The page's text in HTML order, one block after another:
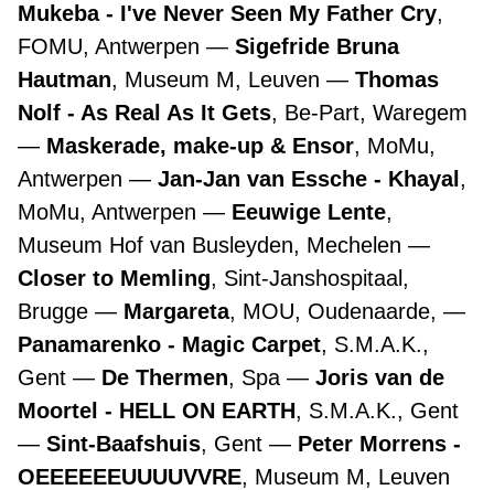
Mukeba - I've Never Seen My Father Cry,
FOMU, Antwerpen
Sigefride Bruna
Hautman, Museum M, Leuven
Thomas
Nolf - As Real As It Gets, Be-Part, Waregem
Maskerade, make-up & Ensor, MoMu,
Antwerpen
Jan-Jan van Essche - Khayal ,
MoMu, Antwerpen
Eeuwige Lente,
Museum Hof van Busleyden, Mechelen
Closer to Memling, Sint-Janshospitaal,
Brugge
Margareta, MOU, Oudenaarde,
Panamarenko - Magic Carpet, S.M.A.K.,
Gent
De Thermen, Spa
Joris van de
Moortel - HELL ON EARTH, S.M.A.K., Gent
Sint-Baafshuis, Gent
Peter Morrens -
OEEEEEEUUUUVVRE, Museum M, Leuven